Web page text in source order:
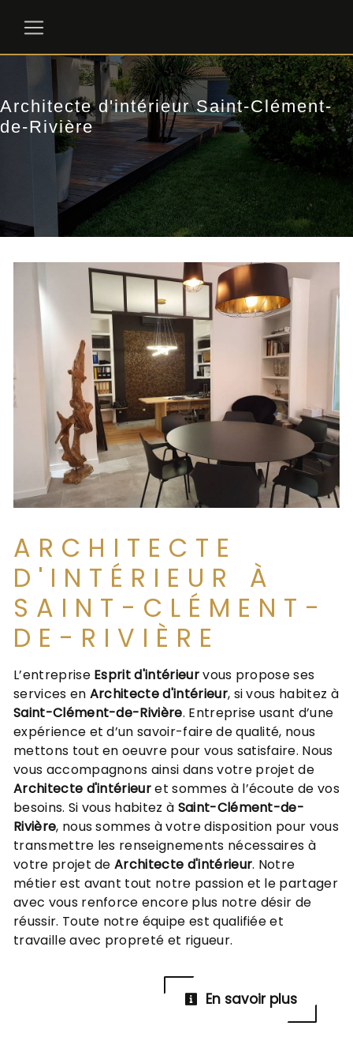
Architecte d'intérieur Saint-Clément-
de-Rivière
ARCHITECTE
D'INTÉRIEUR À
SAINT-CLÉMENT-
DE-RIVIÈRE
L’entreprise Esprit d'intérieurvous propose ses
services en Architecte d'intérieur, si vous habitez à
Saint-Clément-de-Rivière. Entreprise usant d’une
expérience et d’un savoir-faire de qualité, nous
mettons tout en oeuvre pour vous satisfaire. Nous
vous accompagnons ainsi dans votre projet de
Architecte d'intérieuret sommes à l’écoute de vos
besoins. Si vous habitez à Saint-Clément-de-
Rivière, nous sommes à votre disposition pour vous
transmettre les renseignements nécessaires à
votre projet deArchitecte d'intérieur. Notre
métier est avant tout notre passion et le partager
avec vous renforce encore plus notre désir de
réussir. Toute notre équipe est qualifiée et
travaille avec propreté et rigueur.
En savoir plus